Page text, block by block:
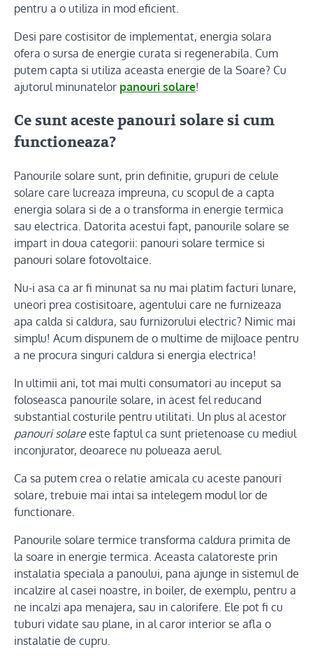
pentru a o utiliza in mod eficient.
Desi pare costisitor de implementat, energia solara
ofera o sursa de energie curata si regenerabila. Cum
putem capta si utiliza aceasta energie de la Soare? Cu
ajutorul minunatelor panouri solare!
Ce sunt aceste panouri solare si cum
functioneaza?
Panourile solare sunt, prin definitie, grupuri de celule
solare care lucreaza impreuna, cu scopul de a capta
energia solara si de a o transforma in energie termica
sau electrica. Datorita acestui fapt, panourile solare se
impart in doua categorii: panouri solare termice si
panouri solare fotovoltaice.
Nu-i asa ca ar fi minunat sa nu mai platim facturi lunare,
uneori prea costisitoare, agentului care ne furnizeaza
apa calda si caldura, sau furnizorului electric? Nimic mai
simplu! Acum dispunem de o multime de mijloace pentru
a ne procura singuri caldura si energia electrica!
In ultimii ani, tot mai multi consumatori au inceput sa
foloseasca panourile solare, in acest fel reducand
substantial costurile pentru utilitati. Un plus al acestor
panouri solareeste faptul ca sunt prietenoase cu mediul
inconjurator, deoarece nu polueaza aerul.
Ca sa putem crea o relatie amicala cu aceste panouri
solare, trebuie mai intai sa intelegem modul lor de
functionare.
Panourile solare termice transforma caldura primita de
la soare in energie termica. Aceasta calatoreste prin
instalatia speciala a panoului, pana ajunge in sistemul de
incalzire al casei noastre, in boiler, de exemplu, pentru a
ne incalzi apa menajera, sau in calorifere. Ele pot fi cu
tuburi vidate sau plane, in al caror interior se afla o
instalatie de cupru.